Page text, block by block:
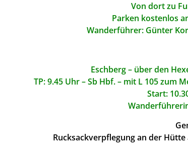
Von dort zu
Parken kostenlos
Wanderführer: Günter
Eschberg – über den
TP: 9.45 Uhr – Sb Hbf. – mit L 105 zum
Start:
Rucksackverpflegung an der